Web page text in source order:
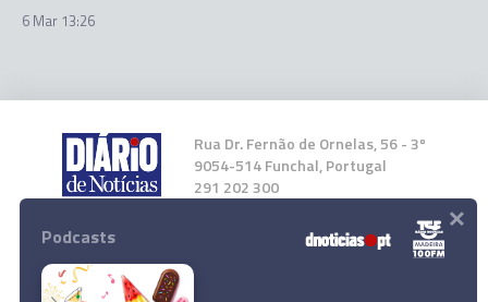
6 Mar 13:26
Rua Dr. Fernão de Ornelas, 56 - 3º
9054-514 Funchal, Portugal
291 202 300
Instale a nossa App
Podcasts ×